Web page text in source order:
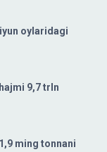
oylaridagi
9,7 trln
ming tonnani